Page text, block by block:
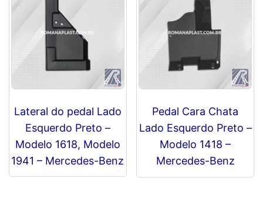
Lateral do pedal Lado
Esquerdo Preto –
Modelo 1618, Modelo
1941 – Mercedes-Benz
Pedal Cara Chata
Lado Esquerdo Preto –
Modelo 1418 –
Mercedes-Benz